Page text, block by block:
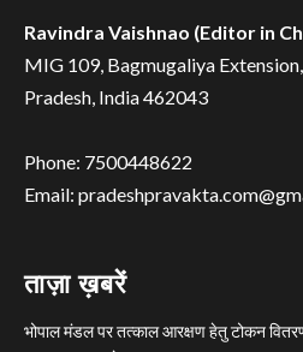
Ravindra Vaishnao (Editor in
MIG 109, Bagmugaliya
Pradesh, India 462043
Phone: 7500448622
Email:
ताज़ा ख़बरें
भोपाल मंडल पर तत्काल आरक्षण हेतु टोकन वितरण